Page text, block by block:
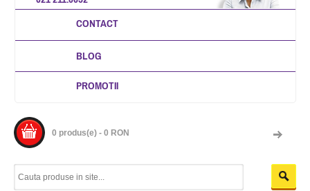
CONTACT
BLOG
PROMOTII
0 produs(e) - 0 RON